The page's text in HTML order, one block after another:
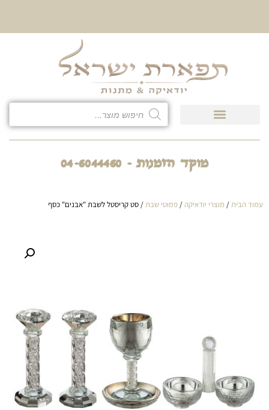
מוקד הזמנות - 04-6044460
עמוד הבית/ מוצרי יודאיקה/ פמוטי שבת/ סט קריסטל לשבת "אבנים" כסף